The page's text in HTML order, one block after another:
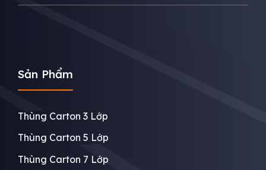
Sản Phẩm
Thùng Carton 3 Lớp
Thùng Carton 5 Lớp
Thùng Carton 7 Lớp